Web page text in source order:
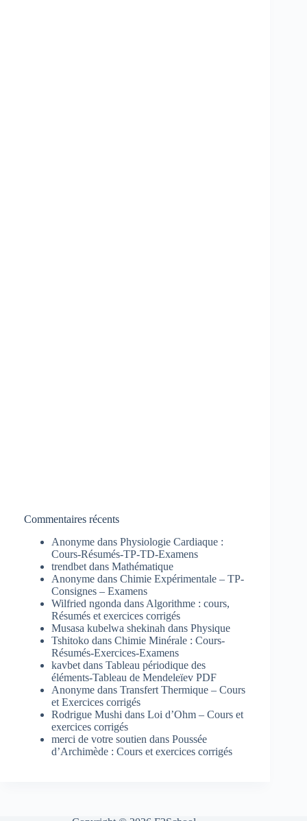
Commentaires récents
Anonyme dans Physiologie Cardiaque :
Cours-Résumés-TP-TD-Examens
trendbet dans Mathématique
Anonyme dans Chimie Expérimentale – TP-
Consignes – Examens
Wilfried ngonda dans Algorithme : cours,
Résumés et exercices corrigés
Musasa kubelwa shekinah dans Physique
Tshitoko dans Chimie Minérale : Cours-
Résumés-Exercices-Examens
kavbet dans Tableau périodique des
éléments-Tableau de Mendeleïev PDF
Anonyme dans Transfert Thermique – Cours
et Exercices corrigés
Rodrigue Mushi dans Loi d’Ohm – Cours et
exercices corrigés
merci de votre soutien dans Poussée
d’Archimède : Cours et exercices corrigés